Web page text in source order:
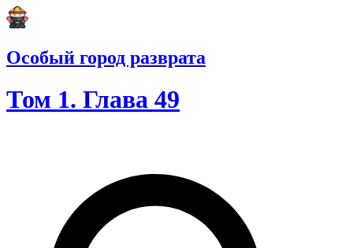
Особый город разврата
Том 1. Глава 49